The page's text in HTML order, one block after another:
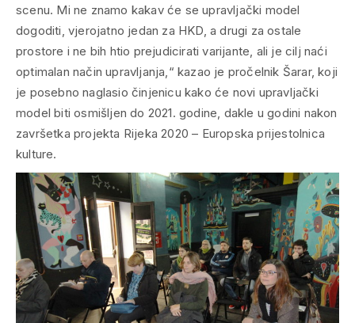
scenu. Mi ne znamo kakav će se upravljački model
dogoditi, vjerojatno jedan za HKD, a drugi za ostale
prostore i ne bih htio prejudicirati varijante, ali je cilj naći
optimalan način upravljanja,“ kazao je pročelnik Šarar, koji
je posebno naglasio činjenicu kako će novi upravljački
model biti osmišljen do 2021. godine, dakle u godini nakon
završetka projekta Rijeka 2020 – Europska prijestolnica
kulture.